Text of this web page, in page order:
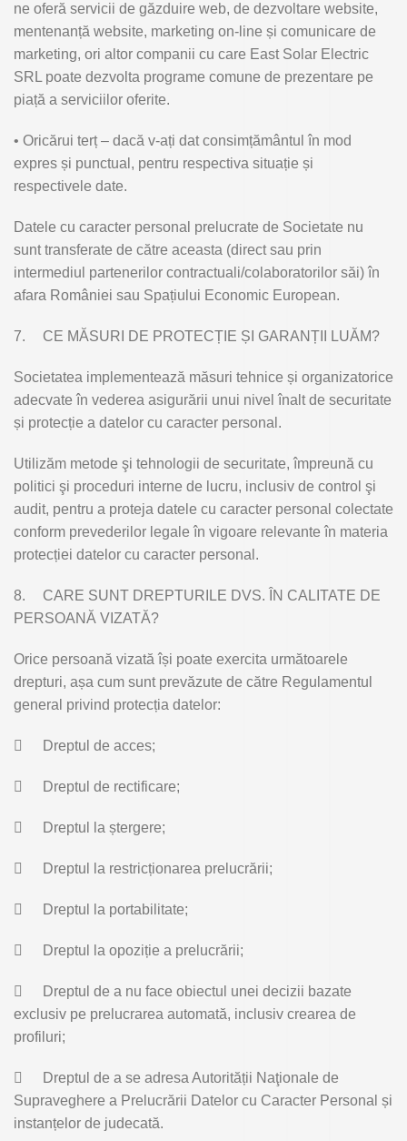
ne oferă servicii de găzduire web, de dezvoltare website,
mentenanță website, marketing on-line și comunicare de
marketing, ori altor companii cu care East Solar Electric
SRL poate dezvolta programe comune de prezentare pe
piață a serviciilor oferite.
• Oricărui terț – dacă v-ați dat consimțământul în mod
expres și punctual, pentru respectiva situație și
respectivele date.
Datele cu caracter personal prelucrate de Societate nu
sunt transferate de către aceasta (direct sau prin
intermediul partenerilor contractuali/colaboratorilor săi) în
afara României sau Spațiului Economic European.
7. CE MĂSURI DE PROTECȚIE ȘI GARANȚII LUĂM?
Societatea implementează măsuri tehnice și organizatorice
adecvate în vederea asigurării unui nivel înalt de securitate
și protecție a datelor cu caracter personal.
Utilizăm metode şi tehnologii de securitate, împreună cu
politici şi proceduri interne de lucru, inclusiv de control şi
audit, pentru a proteja datele cu caracter personal colectate
conform prevederilor legale în vigoare relevante în materia
protecției datelor cu caracter personal.
8.
CARE SUNT DREPTURILE DVS. ÎN CALITATE DE
PERSOANĂ VIZATĂ?
Orice persoană vizată își poate exercita următoarele
drepturi, așa cum sunt prevăzute de către Regulamentul
general privind protecția datelor:
 Dreptul de acces;
 Dreptul de rectificare;
 Dreptul la ștergere;
 Dreptul la restricționarea prelucrării;
 Dreptul la portabilitate;
 Dreptul la opoziție a prelucrării;

Dreptul de a nu face obiectul unei decizii bazate
exclusiv pe prelucrarea automată, inclusiv crearea de
profiluri;

Dreptul de a se adresa Autorității Naţionale de
Supraveghere a Prelucrării Datelor cu Caracter Personal și
instanțelor de judecată.